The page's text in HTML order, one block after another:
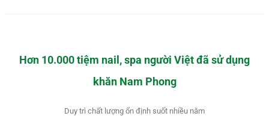
Hơn 10.000 tiệm nail, spa người Việt đã sử dụng
khăn Nam Phong
Duy trì chất lượng ổn định suốt nhiều năm